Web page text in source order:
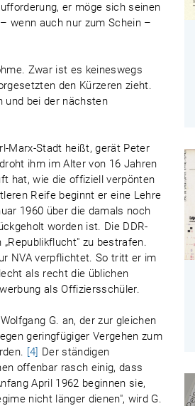
er möge sich seinen
wenn auch nur zum Schein –
Zwar ist es keineswegs
den Kürzeren zieht.
und bei der nächsten
Marx-Stadt heißt, gerät Peter
ihm im Alter von 16 Jahren
hat, wie die offiziell verpönten
Reife beginnt er eine Lehre
1960 über die damals noch
worden ist. Die DDR-
zu bestrafen.
NVA verpflichtet. So tritt er im
als recht die üblichen
als Offiziersschüler.
G. an, der zur gleichen
geringfügiger Vergehen zum
[4] Der ständigen
offenbar rasch einig, dass
April 1962 beginnen sie,
nicht länger dienen", wird G.